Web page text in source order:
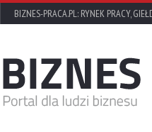
BIZNES-PRACA.PL: RYNEK PRACY,